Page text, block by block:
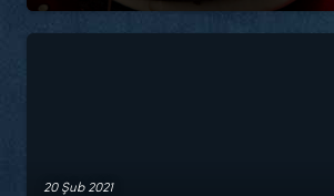
20 Şub 2021